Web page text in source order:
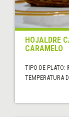
HOJALDRE
CARAMELO
TIPO DE PLATO:
TEMPERATURA